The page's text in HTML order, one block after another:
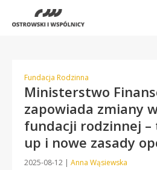
Fundacja Rodzinna
Ministerstwo
zapowiada zmiany
fundacji rodzinnej
up i nowe zasady
2025-08-12 | Anna Wąsiewska